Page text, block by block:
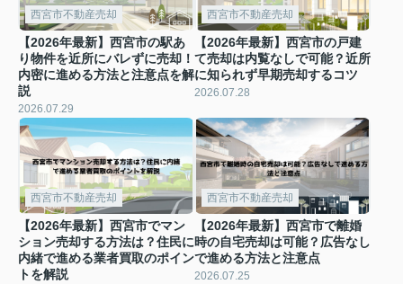
西宮市不動産売却
【2026年最新】西宮市の駅あ
り物件を近所にバレずに売却！
内密に進める方法と注意点を解
説
2026.07.29
西宮市不動産売却
【2026年最新】西宮市の戸建
て売却は内覧なしで可能？近所
に知られず早期売却するコツ
2026.07.28
西宮市不動産売却
【2026年最新】西宮市でマン
ション売却する方法は？住民に
内緒で進める業者買取のポイン
トを解説
西宮市不動産売却
【2026年最新】西宮市で離婚
時の自宅売却は可能？広告なし
で進める方法と注意点
2026.07.25